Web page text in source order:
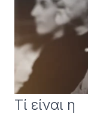
Τί είναι η